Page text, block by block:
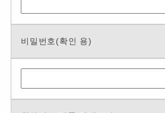
비밀번호(확인 용)